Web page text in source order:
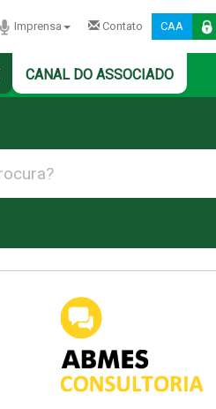
Imprensa Contato CAA
CANAL DO ASSOCIADO